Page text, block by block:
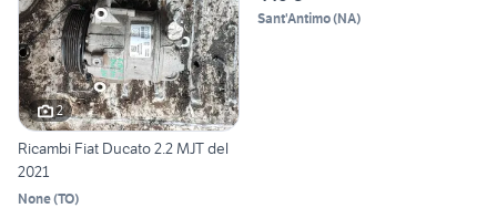
2
Ricambi Fiat Ducato 2.2 MJT del
2021
None(TO)
Sant'Antimo(NA)